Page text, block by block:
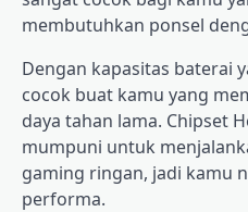
membutuhkan ponsel
Dengan kapasitas baterai
cocok buat kamu yang
daya tahan lama. Chipset
mumpuni untuk
gaming ringan, jadi kamu
performa.